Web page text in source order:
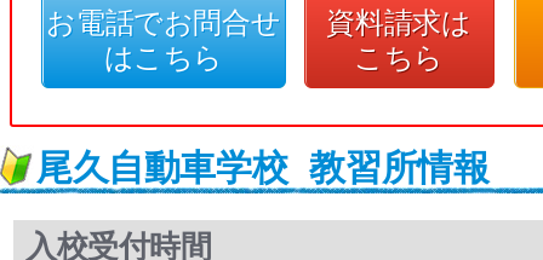
お電話でお問合せ
はこちら
資料請求は
こちら
尾久自動車学校 教習所情報
入校受付時間